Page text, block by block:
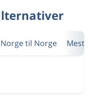
til Norge Mest